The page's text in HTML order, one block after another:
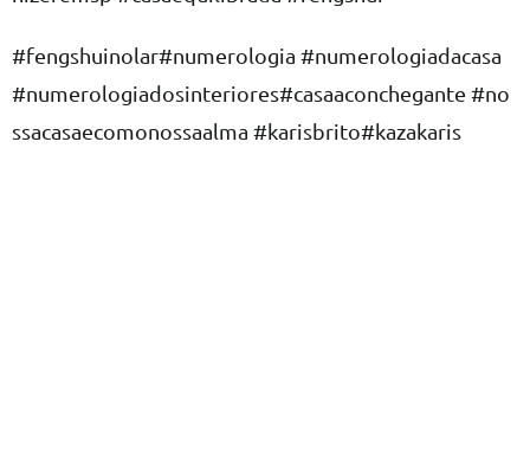
#fengshuinolar#numerologia #numerologiadacasa
#numerologiadosinteriores#casaaconchegante #no
ssacasaecomonossaalma #karisbrito#kazakaris